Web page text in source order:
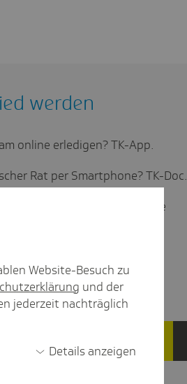
werden
online erledigen? TK-App.
Rat per Smartphone? TK-Doc.
Impfungen und telefonische
Website-Besuch zu
und der
jederzeit nachträglich
Details anzeigen